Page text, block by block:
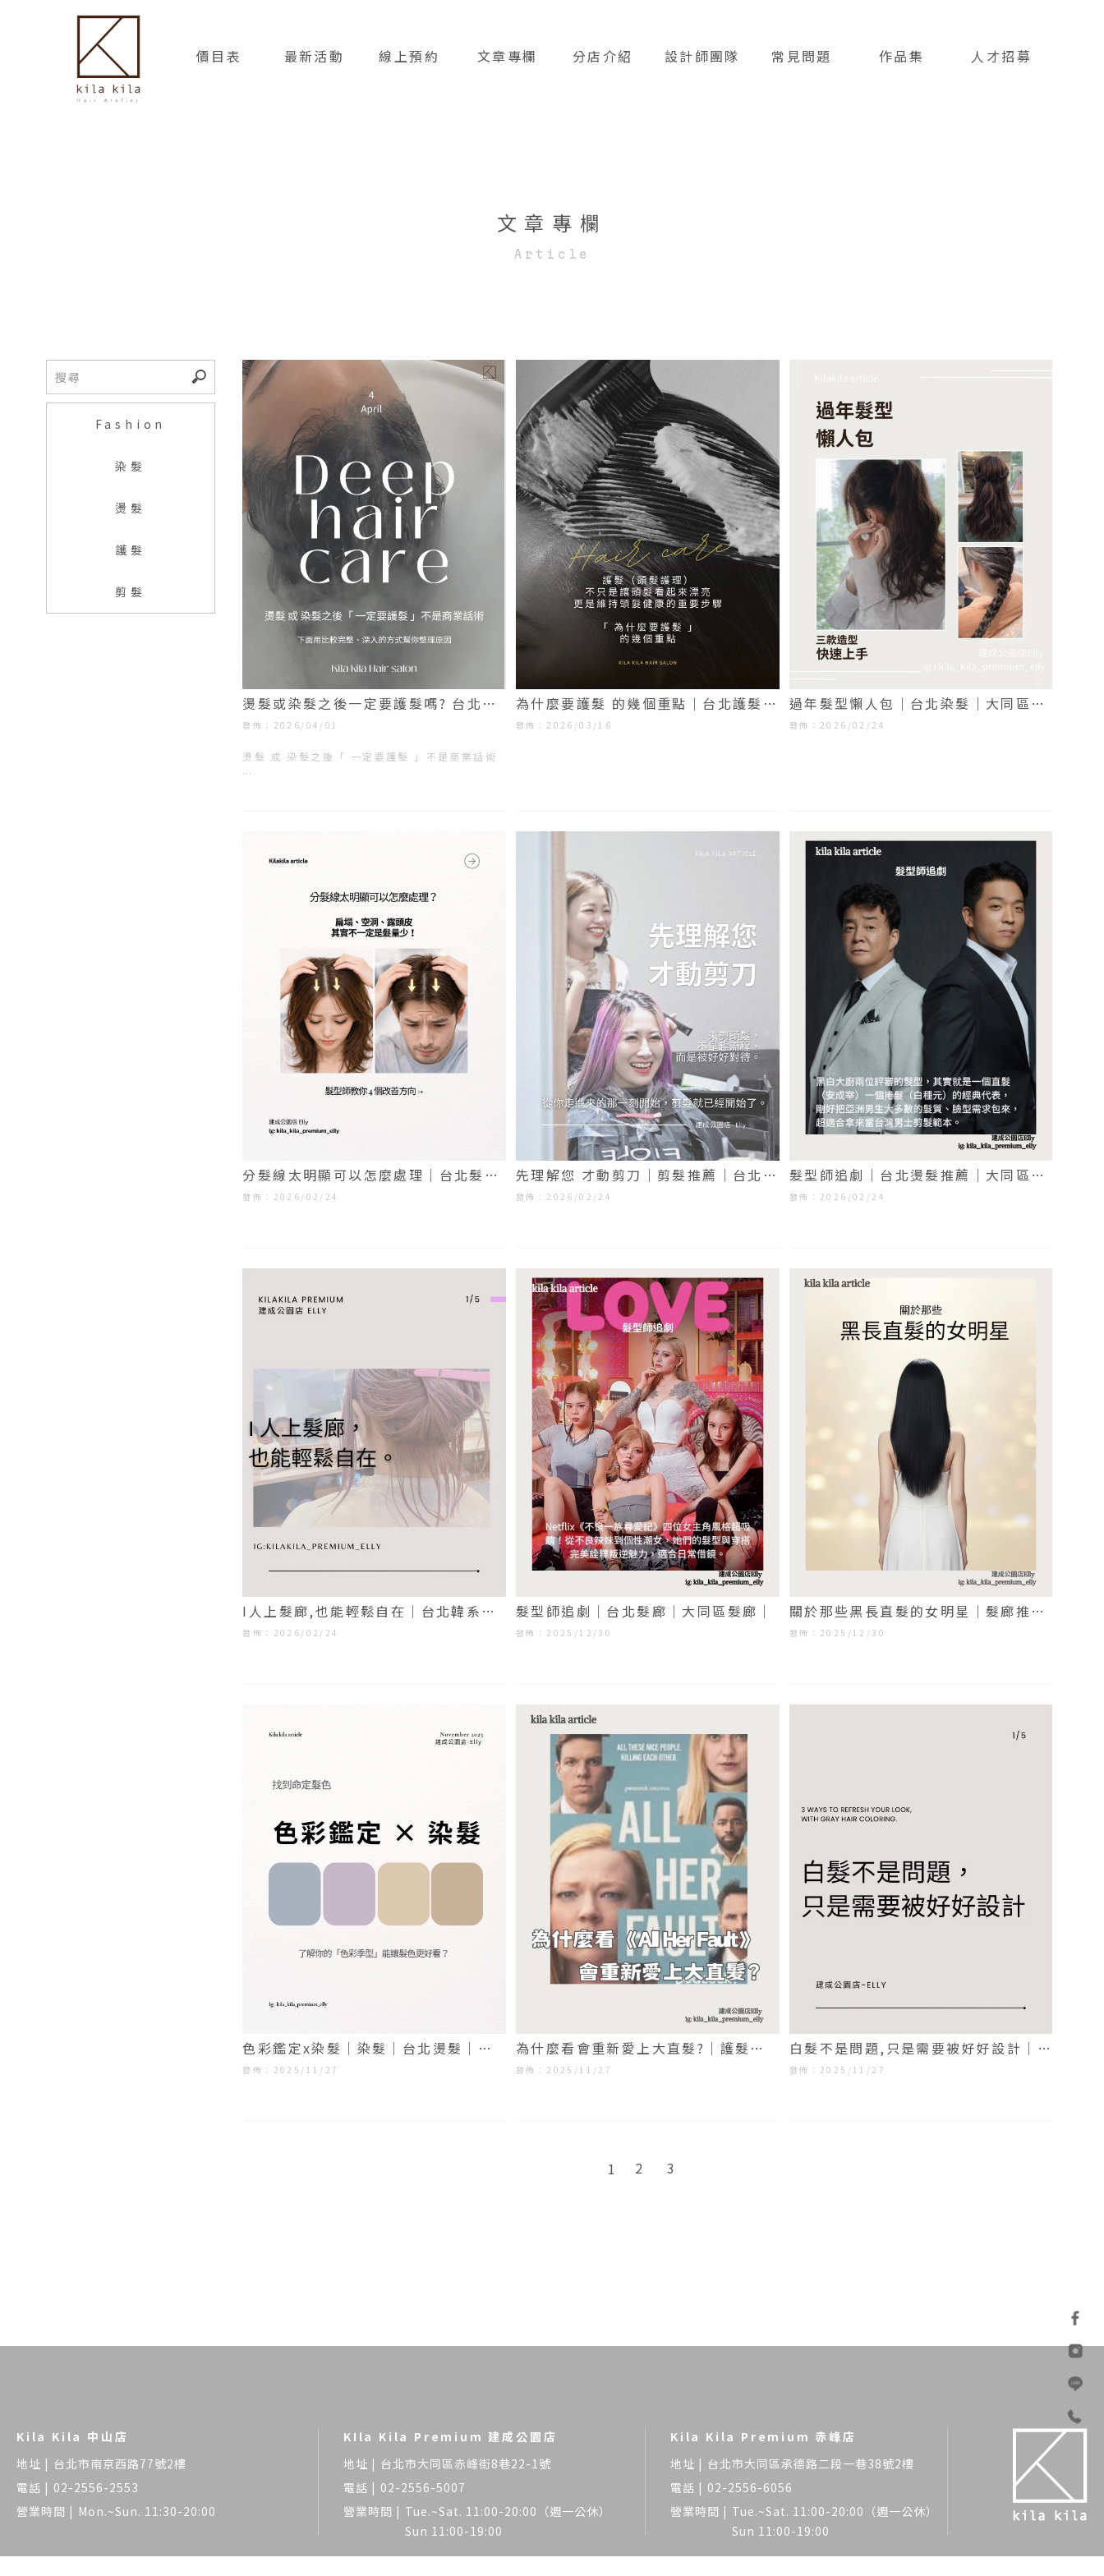
價目表 最新活動 線上預約 文章專欄 分店介紹 設計師團隊 常見問題 作品集 人才招募
文章專欄
Fashion
染髮
燙髮
護髮
剪髮
燙髮或染髮之後一定要護髮嗎? 台北髮
廊推薦｜大同區髮廊推薦｜
發佈：2026/04/01
燙髮 或 染髮之後「 一定要護髮 」不是商業話術
為什麼要護髮 的幾個重點｜台北護髮｜
大同區護髮
發佈：2026/03/16
過年髮型懶人包｜台北染髮｜大同區染
髮
發佈：2026/02/24
分髮線太明顯可以怎麼處理｜台北髮廊
｜大同區髮廊
發佈：2026/02/24
先理解您 才動剪刀｜剪髮推薦｜台北剪
髮推薦
發佈：2026/02/24
髮型師追劇｜台北燙髮推薦｜大同區燙
髮推薦
發佈：2026/02/24
I人上髮廊,也能輕鬆自在｜台北韓系剪
髮｜大同區韓系剪髮
發佈：2026/02/24
髮型師追劇｜台北髮廊｜大同區髮廊｜
發佈：2025/12/30
關於那些黑長直髮的女明星｜髮廊推薦
｜台北髮廊推薦｜大同區髮廊推薦
發佈：2025/12/30
色彩鑑定x染髮｜染髮｜台北燙髮｜大
同區燙髮
發佈：2025/11/27
為什麼看 會重新愛上大直髮?｜護髮｜
台北護髮｜大同區護髮
發佈：2025/11/27
白髮不是問題,只是需要被好好設計｜手
刷染｜台北手刷染｜大同區手刷染
發佈：2025/11/27
1 2 3
Kila Kila 中山店
台北市南京西路77號2樓
02-2556-2553
Mon.~Sun. 11:30-20:00
KIla Kila Premium 建成公園店
台北市大同區赤峰街8巷22-1號
02-2556-5007
Tue.~Sat. 11:00-20:00（週一公休）
Sun 11:00-19:00
Kila Kila Premium 赤峰店
台北市大同區承德路二段一巷38號2樓
02-2556-6056
Tue.~Sat. 11:00-20:00（週一公休）
Sun 11:00-19:00